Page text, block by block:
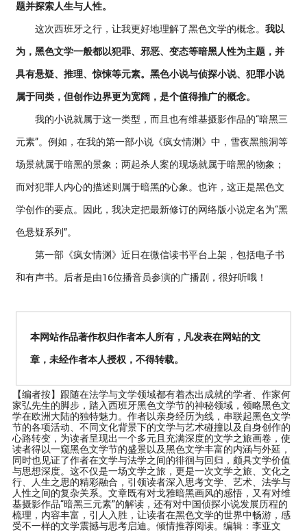
题并探索人生与人性。
这次西班牙之行，让我更好地理解了黑色文学的概念。 我以
为，黑色文学一般都以犯罪、邪恶、变态等暗黑人性为主题，并
具有悬疑、推理、惊悚等元素。黑色小说与侦探小说、犯罪小说
属于同类，但创作边界更为宽阔，是个值得推广的概念。
我的小说就属于这一类型，而且也有维基摄影作品的“暗黑三
元素”。例如，在我的第一部小说《疯女情渊》中，雪夜黑熊洞等
场景就属于暗黑的景象；两起杀人案的现场就属于暗黑的物象；
而对犯罪人内心的描述则属于暗黑的心象。也许，这正是黑色文
学创作的要点。因此，我决定把最新修订的网络版小说定名为“黑
色悬疑系列”。
第一部《疯女情渊》近日在微信读书平台上架，包括电子书
和有声书。后者是由16位播音员参演的广播剧，很好听哦！
本网站作品著作权归作者本人所有，凡发表在网站的文
章，未经作者本人授权，不得转载。
【编者按】 跟随在法学与文学领域都有着杰出成就的学者、作家何
家弘先生的脚步，踏入西班牙黑色文学节的神秘领域，领略黑色文
学在欧洲大陆的独特魅力。作者以亲身经历为线，串联起黑色文学
节的各项活动、不同文化背景下的文学与艺术碰撞以及自身创作的
心路转变，为读者呈现出一个多元且充满深度的文学之旅画卷，使
读者得以一窥黑色文学节的盛景以及黑色文学丰富的内涵与外延，
同时也见证了作者在文学与法学之间的徘徊与回归，颇具文学价值
与思想深度。这不仅是一场文学之旅，更是一次文学之旅、文化之
行、人生之思的精彩融合，引领读者深入思考文学、艺术、法学与
人性之间的复杂关系。文章既有对戈雅暗黑画风的感悟，又有对维
基摄影作品“暗黑三元素”的解读，还有对中国侦探小说发展历程的
梳理，内容丰富，引人入胜，让读者在黑色文学的世界中畅游，感
受不一样的文学震撼与思考启迪。倾情推荐阅读。编辑：李亚文